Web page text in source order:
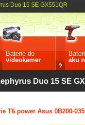
Baterie do
videokamer
aku
Duo 15 SE
T6 power Asus 0B200-
Duo 15 SE GX551QR